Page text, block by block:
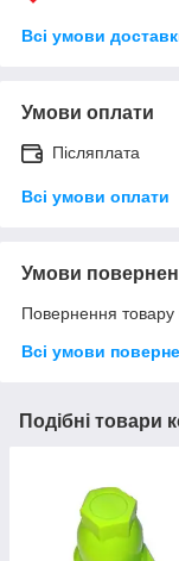
Всі умови
Умови оплати
Післяплата
Всі умови оплати
Умови
Повернення товару
Всі умови
Подібні товари